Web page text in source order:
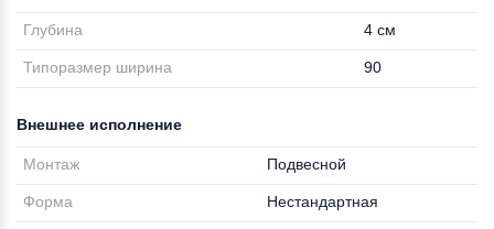
Глубина 4 см
Типоразмер ширина 90
Внешнее исполнение
Монтаж Подвесной
Форма Нестандартная